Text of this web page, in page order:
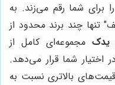
برای شما رقم می‌زند. به
تنها چند برند محدود از
مجموعه‌ای کامل از
اختیار شما قرار می‌دهد.
بالاتری نسبت به